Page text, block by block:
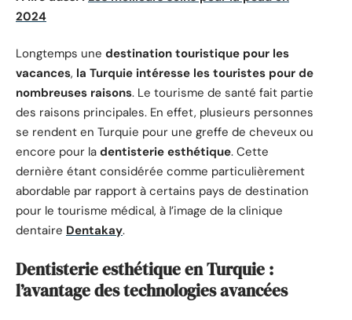
2024
Longtemps une destination touristique pour les
vacances, la Turquie intéresse les touristes pour de
nombreuses raisons. Le tourisme de santé fait partie
des raisons principales. En effet, plusieurs personnes
se rendent en Turquie pour une greffe de cheveux ou
encore pour la dentisterie esthétique. Cette
dernière étant considérée comme particulièrement
abordable par rapport à certains pays de destination
pour le tourisme médical, à l’image de la clinique
dentaire Dentakay.
Dentisterie esthétique en Turquie :
l’avantage des technologies avancées